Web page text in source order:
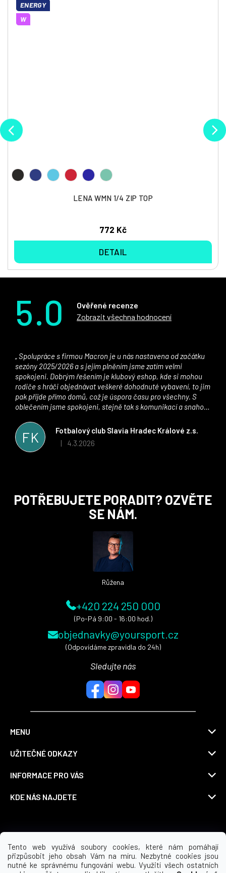
Tento web využívá soubory cookies, které nám pomáhají
přizpůsobit jeho obsah Vám na míru. Nezbytné cookies jsou
nutné ke správnému fungování webu. Využití všech ostatních
ENERGY
W
LENA WMN 1/4 ZIP TOP
772 Kč
DETAIL
5.0
Ověřené recenze
Zobrazit všechna hodnocení
FK
Fotbalový club Slavia Hradec Králové z.s.
Hodnocení obchodu je 5 z 5 hvězdiček.
| 4.3.2026
sezóny 2025/2026 a s jejím plněním jsme zatím velmi
spokojeni. Dobrým řešením je klubový eshop, kde si mohou
rodiče s hráči objednávat veškeré dohodnuté vybavení, to jim
pak přijde přímo domů, což je úspora času pro všechny. S
oblečením jsme spokojeni, stejně tak s komunikací a snahou
stran. Věříme, že v tomto duchu bude spolupráce pokračovat
i nadále, nyní už začínáme řešit i první sady dresů ;)
POTŘEBUJETE PORADIT? OZVĚTE
SE NÁM.
Růžena
+420 224 250 000
(Po-Pá 9:00 - 16:00 hod.)
objednavky@yoursport.cz
(Odpovídáme zpravidla do 24h)
Sledujte nás
MENU
UŽITEČNÉ ODKAZY
INFORMACE PRO VÁS
KDE NÁS NAJDETE
Možnosti dopravy